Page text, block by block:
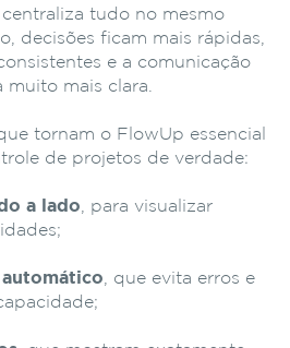
tudo no mesmo
decisões ficam mais rápidas,
e a comunicação
mais clara.
tornam o FlowUp essencial
de projetos de verdade:
a lado , para visualizar
, que evita erros e